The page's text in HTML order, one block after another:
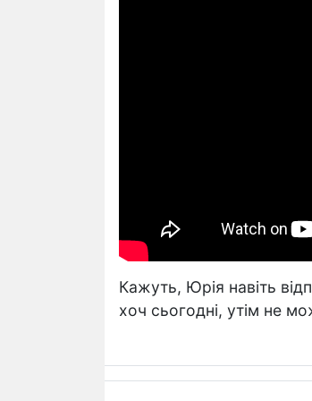
Кажуть, Юрія навіть
хоч сьогодні, утім не